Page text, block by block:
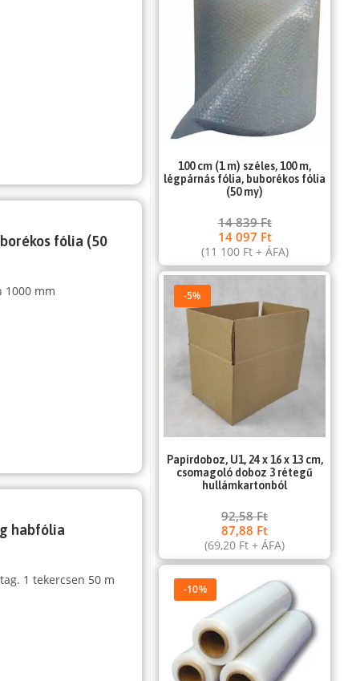
fólia (50
1000 mm
habfólia
1 tekercsen 50 m
100 cm (1 m) széles, 100 m,
légpárnás fólia, buborékos fólia
(50 my)
14 839Ft
14 097 Ft
(11 100 Ft+ ÁFA)
-5%
Papírdoboz, U1, 24 x 16 x 13 cm,
csomagoló doboz 3 rétegű
hullámkartonból
92,58Ft
87,88 Ft
(69,20 Ft + ÁFA)
-10%